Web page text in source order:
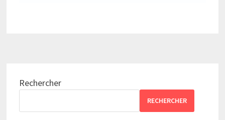
Rechercher
RECHERCHER